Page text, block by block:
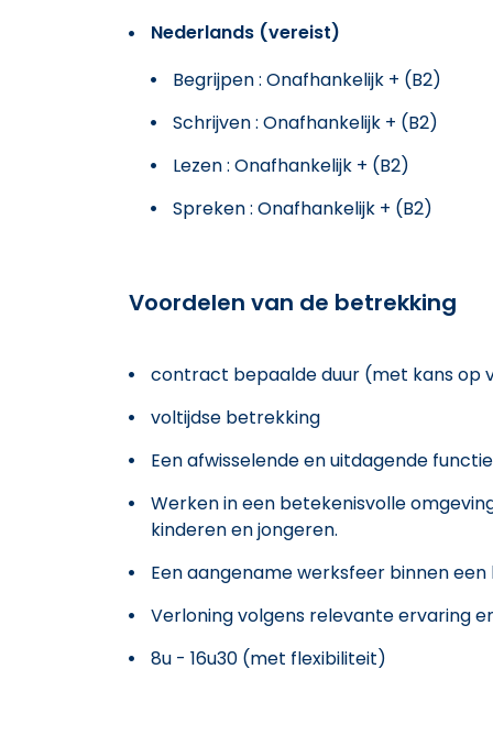
Nederlands (vereist)
Begrijpen : Onafhankelijk + (B2)
Schrijven : Onafhankelijk + (B2)
Lezen : Onafhankelijk + (B2)
Spreken : Onafhankelijk + (B2)
Voordelen van de betrekking
contract bepaalde duur (met kans op
voltijdse betrekking
Een afwisselende en uitdagende
Werken in een betekenisvolle
kinderen en jongeren.
Een aangename werksfeer binnen
Verloning volgens relevante ervaring
8u - 16u30 (met flexibiliteit)